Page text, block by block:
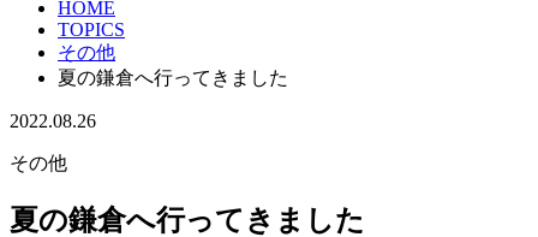
HOME
TOPICS
その他
夏の鎌倉へ行ってきました
2022.08.26
その他
夏の鎌倉へ行ってきました